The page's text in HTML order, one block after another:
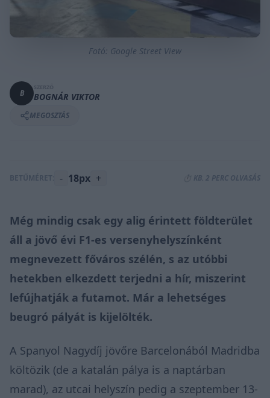
Fotó: Google Street View
B BOGNÁR VIKTOR
MEGOSZTÁS
BETŰMÉRET: - 18px + ⏱️ KB. 2 PERC OLVASÁS
Még mindig csak egy alig érintett földterület
áll a jövő évi F1-es versenyhelyszínként
megnevezett főváros szélén, s az utóbbi
hetekben elkezdett terjedni a hír, miszerint
lefújhatják a futamot. Már a lehetséges
beugró pályát is kijelölték.
A Spanyol Nagydíj jövőre Barcelonából Madridba
költözik (de a katalán pálya is a naptárban
marad), az utcai helyszín pedig a szeptember 13-